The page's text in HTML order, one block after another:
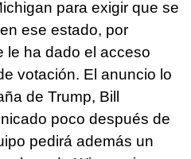
para exigir que se
ese estado, por
le ha dado el acceso
votación. El anuncio lo
de Trump, Bill
poco después de
pedirá además un